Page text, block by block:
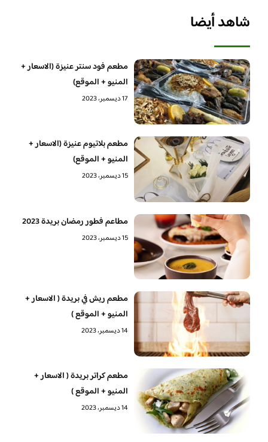
شاهد أيضا
مطعم فود سنتر عنيزة (الاسعار +
المنيو + الموقع)
17 ديسمبر، 2023
مطعم بلاتيوم عنيزة (الاسعار +
المنيو + الموقع)
15 ديسمبر، 2023
مطاعم فطور رمضان بريدة 2023
15 ديسمبر، 2023
مطعم ريش في بريدة ( الاسعار +
المنيو + الموقع )
14 ديسمبر، 2023
مطعم كراتر بريدة ( الاسعار +
المنيو + الموقع )
14 ديسمبر، 2023